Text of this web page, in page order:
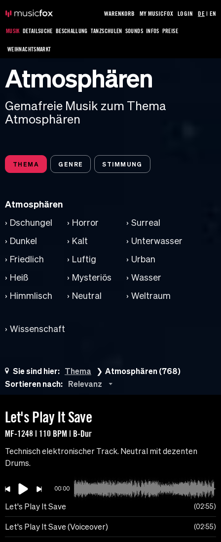
MUSIK DETAILSUCHE BESCHALLUNG TANZSCHULEN SOUNDS INFOS PREISE
WEIHNACHTSMARKT
WARENKORB MY MUSICFOX LOGIN DE| EN
Atmosphären
Gemafreie Musik zum Thema
Atmosphären
THEMA GENRE STIMMUNG
Atmosphären
Dschungel
Dunkel
Friedlich
Heiß
Himmlisch
Horror
Kalt
Luftig
Mysteriös
Neutral
Surreal
Unterwasser
Urban
Wasser
Weltraum
Wissenschaft
Sie sind hier: Thema
Atmosphären (768)
Sortieren nach:
Relevanz
Let's Play It Save
MF-1248 | 110 BPM | B-Dur
Technisch elektronischer Track. Neutral mit dezenten
Drums.
00:00
Let's Play It Save 02:55
Let's Play It Save (Voiceover) 02:55